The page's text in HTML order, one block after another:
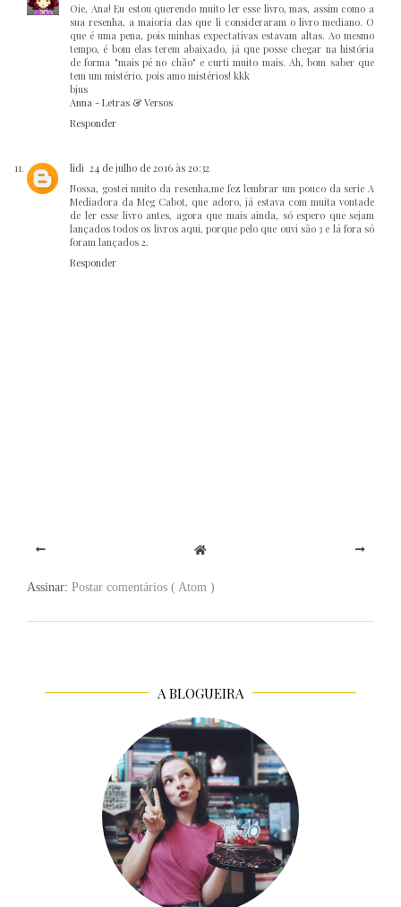
Oie, Ana! Eu estou querendo muito ler esse livro, mas, assim como a
sua resenha, a maioria das que li consideraram o livro mediano. O
que é uma pena, pois minhas expectativas estavam altas. Ao mesmo
tempo, é bom elas terem abaixado, já que posse chegar na história
de forma "mais pé no chão" e curti muito mais. Ah, bom saber que
tem um mistério, pois amo mistérios! kkk
bjus
Anna - Letras & Versos
Responder
lidi 24 de julho de 2016 às 20:32
Nossa, gostei muito da resenha,me fez lembrar um pouco da serie A
Mediadora da Meg Cabot, que adoro, já estava com muita vontade
de ler esse livro antes, agora que mais ainda, só espero que sejam
lançados todos os livros aqui, porque pelo que ouvi são 3 e lá fora só
foram lançados 2.
Responder
Assinar: Postar comentários ( Atom )
A BLOGUEIRA